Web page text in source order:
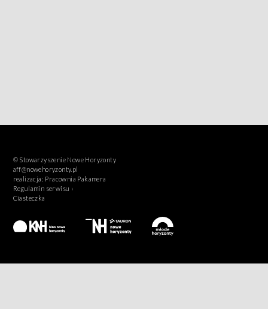
© Stowarzyszenie Nowe Horyzonty
aff@nowehoryzonty.pl
realizacja: Pracownia Pakamera
Regulamin serwisu ›
Ciasteczka